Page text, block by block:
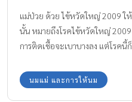
แม่ป่วย ด้วย ไข้หวัดใหญ่ 2009 ใ
นั้น หมายถึงโรคไข้หวัดใหญ่
การติดเชื้อจะเบาบางลง แต่โรค
นมแม่ และการให้นม